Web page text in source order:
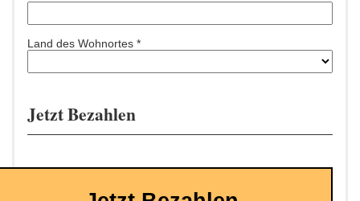
Land des Wohnortes *
Jetzt Bezahlen